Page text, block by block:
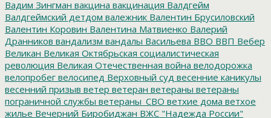
Вадим Зингман вакцина вакцинация Валдгейм
Валдгеймский детдом валежник Валентин Брусиловский
Валентин Коровин Валентина Матвиенко Валерий
Дранников вандализм вандалы Васильева ВВО ВВП Вебер
Великан Великая Октябрьская социалистическая
революция Великая Отечественная война велодорожка
велопробег велосипед Верховный суд весенние каникулы
весенний призыв ветер ветеран ветераны ветераны
пограничной службы ветераны_СВО ветхие дома ветхое
жилье Вечерний Биробиджан ВЖС "Надежда России"